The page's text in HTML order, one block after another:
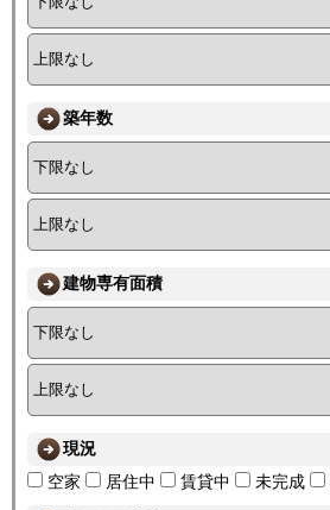
築年数
建物専有面積
現況
空家
居住中 賃貸中 未完成